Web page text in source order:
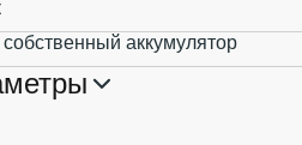
аккумулятор